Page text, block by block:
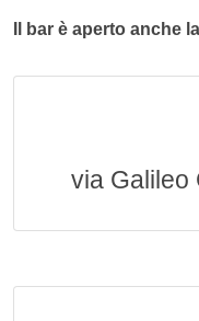
Il bar è aperto anche
via Galileo